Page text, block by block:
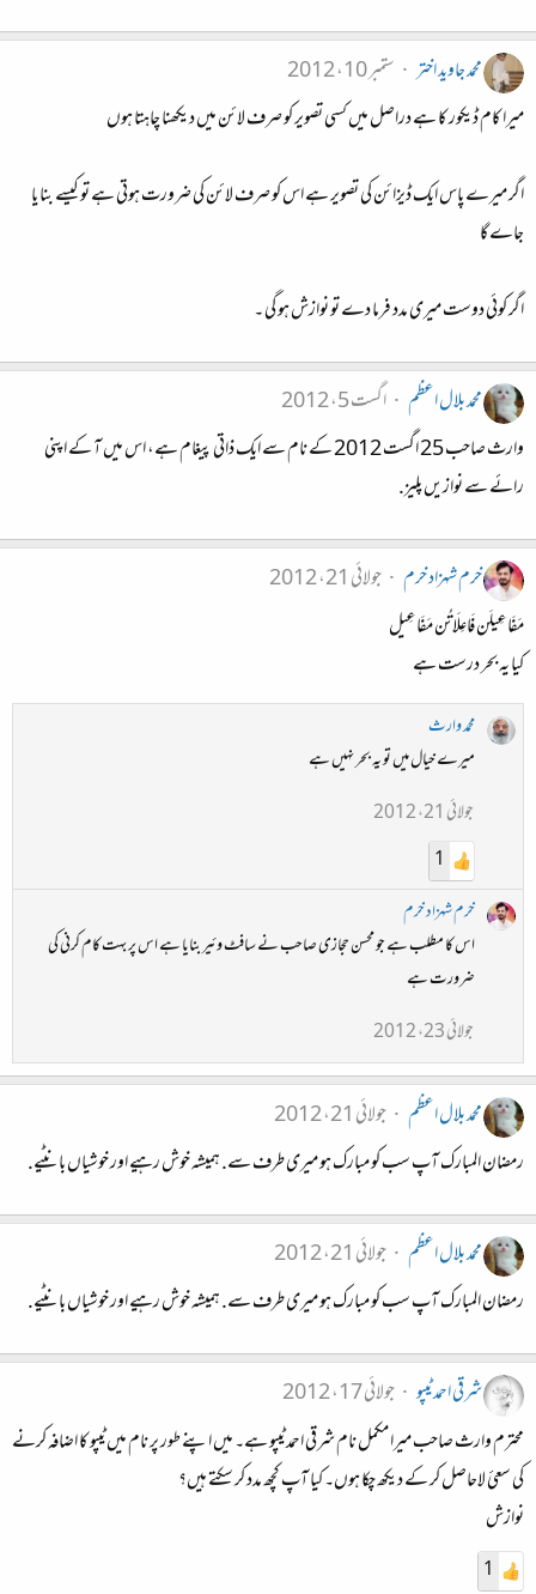
محمد جاوید اختر
ستمبر 10، 2012
میرا کام ڈیکور کا ہے دراصل میں کسی تصویر کو صرف لائن میں دیکھنا چاہتا ہوں
اگر میرے پاس ایک ڈیزائن کی تصویر ہے اس کو صرف لائن کی ضرورت ہوتی ہے تو کیسے بنا یا
جاے گا
اگر کوئی دوست میری مدد فرما دے تو نوازش ہو گی ۔
محمد بلال اعظم
اگست 5، 2012
وارث صاحب 25 اگست 2012 کے نام سے ایک ذاتی پیغام ہے، اس میں آ کے اپنی
رائے سے نوازیں پلیز.
خرم شہزاد خرم
جولائی 21، 2012
مَفَاعِیلَن فَاعِلَاتُن مَفَاعِیل
کیا یہ بحر درست ہے
محمد وارث
میرے خیال میں تو یہ بحر نہیں ہے
جولائی 21، 2012
1
خرم شہزاد خرم
اس کا مطلب ہے جو محسن حجازی صاحب نے سافٹ وئیر بنایا ہے اس پر بہت کام کرنی کی
ضرورت ہے
جولائی 23، 2012
محمد بلال اعظم
جولائی 21، 2012
رمضان المبارک آپ سب کو مبارک ہو میری طرف سے. ہمیشہ خوش رہیے اور خوشیاں بانٹیے.
محمد بلال اعظم
جولائی 21، 2012
رمضان المبارک آپ سب کو مبارک ہو میری طرف سے. ہمیشہ خوش رہیے اور خوشیاں بانٹیے.
شرقی احمد ٹیپو
جولائی 17، 2012
محترم وارث صاحب میرا مکمل نام شرقی احمد ٹیپو ہے۔ میں اپنے طور پر نام میں ٹیپو کا اضافہ کرنے
کی سعئ لاحاصل کر کے دیکھ چکا ہوں۔ کیا آپ کچھ مدد کر سکتے ہیں؟
نوازش
1